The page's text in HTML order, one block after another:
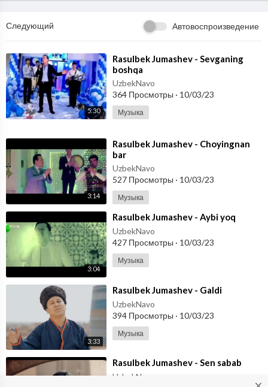
Следующий Автовоспроизведение
5:30
⁣Rasulbek Jumashev - Sevganing
boshqa
UzbekNavo
364 Просмотры · 10/03/23
Музыка
3:14
⁣Rasulbek Jumashev - Choyingnan
bar
UzbekNavo
527 Просмотры · 10/03/23
Музыка
3:04
⁣Rasulbek Jumashev - Aybi yoq
UzbekNavo
427 Просмотры · 10/03/23
Музыка
3:33
⁣Rasulbek Jumashev - Galdi
UzbekNavo
394 Просмотры · 10/03/23
Музыка
⁣Rasulbek Jumashev - Sen sabab
UzbekNavo